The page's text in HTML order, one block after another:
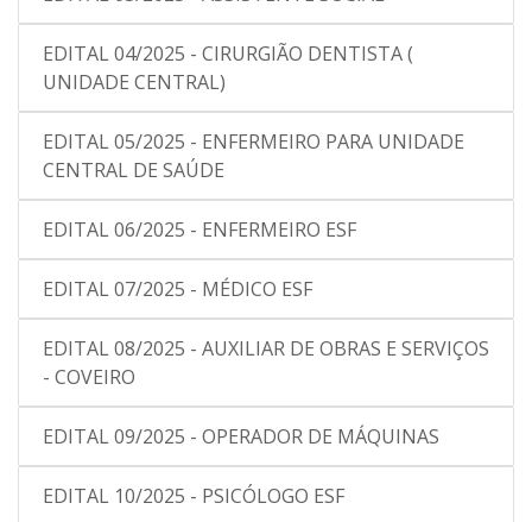
EDITAL 04/2025 - CIRURGIÃO DENTISTA (
UNIDADE CENTRAL)
EDITAL 05/2025 - ENFERMEIRO PARA UNIDADE
CENTRAL DE SAÚDE
EDITAL 06/2025 - ENFERMEIRO ESF
EDITAL 07/2025 - MÉDICO ESF
EDITAL 08/2025 - AUXILIAR DE OBRAS E SERVIÇOS
- COVEIRO
EDITAL 09/2025 - OPERADOR DE MÁQUINAS
EDITAL 10/2025 - PSICÓLOGO ESF